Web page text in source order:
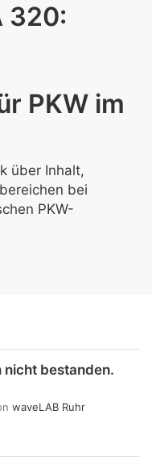
320:
PKW im
über Inhalt,
bei
PKW-
nicht bestanden.
waveLAB Ruhr